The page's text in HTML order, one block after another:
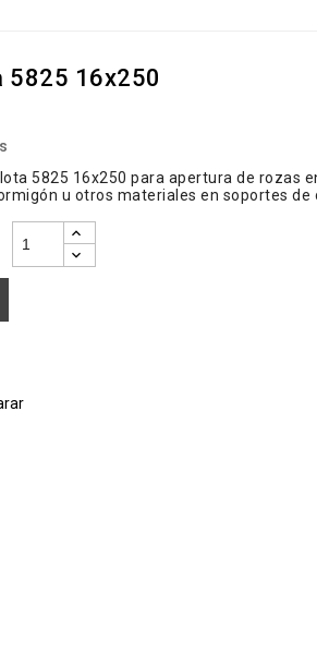
5825 16x250
5825 16x250 para apertura de rozas
u otros materiales en soportes de